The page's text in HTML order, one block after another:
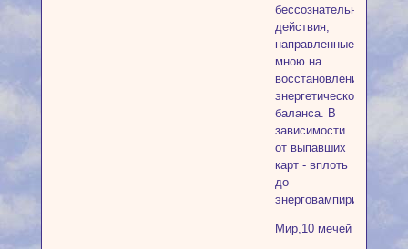
бессознательные
действия,
направленные
мною на
восстановление
энергетического
баланса. В
зависимости
от выпавших
карт - вплоть
до
энерговампиризма).
Мир,10 мечей